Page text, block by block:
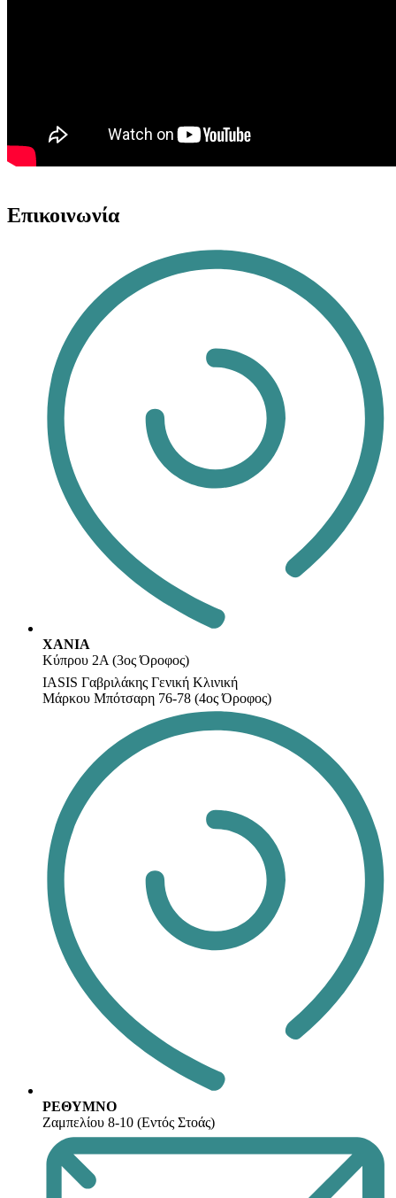
Επικοινωνία
ΧΑΝΙΑ
Κύπρου 2Α (3ος Όροφος)
IASIS Γαβριλάκης Γενική Κλινική
Μάρκου Μπότσαρη 76-78 (4ος Όροφος)
ΡΕΘΥΜΝΟ
Ζαμπελίου 8-10 (Εντός Στοάς)